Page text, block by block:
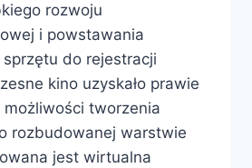
rozwoju
i powstawania
do rejestracji
kino uzyskało prawie
możliwości tworzenia
rozbudowanej warstwie
jest wirtualna